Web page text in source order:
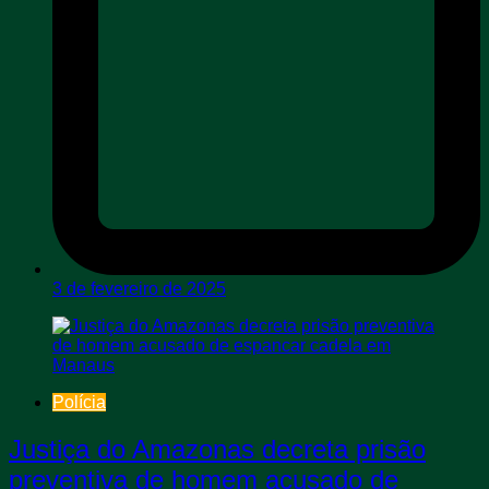
3 de fevereiro de 2025
Polícia
Justiça do Amazonas decreta prisão
preventiva de homem acusado de